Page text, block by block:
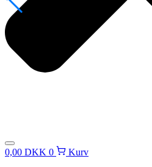
0,00 DKK 0
Kurv